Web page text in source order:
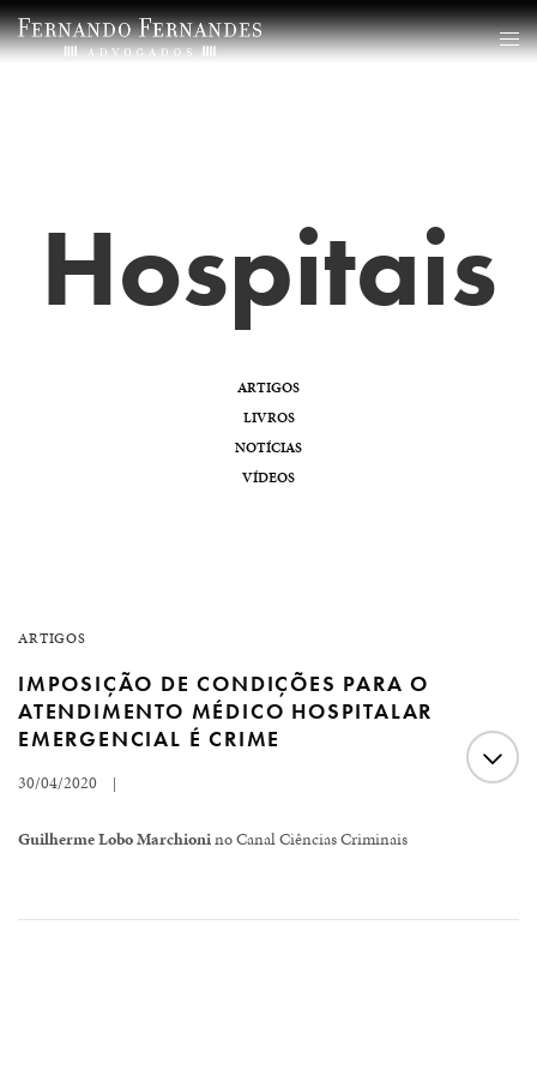
Hospitais
ARTIGOS
LIVROS
NOTÍCIAS
VÍDEOS
ARTIGOS
IMPOSIÇÃO DE CONDIÇÕES PARA O
ATENDIMENTO MÉDICO HOSPITALAR
EMERGENCIAL É CRIME
30/04/2020 |
Guilherme Lobo Marchionino Canal Ciências Criminais